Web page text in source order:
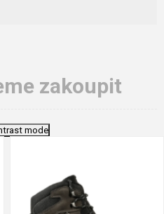
zakoupit
mode